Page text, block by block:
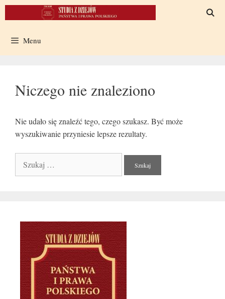
Przeskocz
do
Menu
Niczego nie znaleziono
Nie udało się znaleźć tego, czego szukasz. Być może
wyszukiwanie przyniesie lepsze rezultaty.